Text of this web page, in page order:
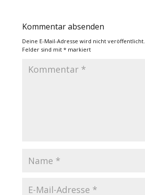
Kommentar absenden
Deine E-Mail-Adresse wird nicht veröffentlicht.
Felder sind mit *markiert